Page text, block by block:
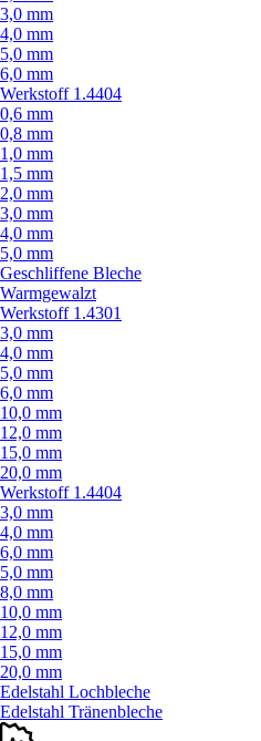
3,0 mm
4,0 mm
5,0 mm
6,0 mm
Werkstoff 1.4404
0,6 mm
0,8 mm
1,0 mm
1,5 mm
2,0 mm
3,0 mm
4,0 mm
5,0 mm
Geschliffene Bleche
Warmgewalzt
Werkstoff 1.4301
3,0 mm
4,0 mm
5,0 mm
6,0 mm
10,0 mm
12,0 mm
15,0 mm
20,0 mm
Werkstoff 1.4404
3,0 mm
4,0 mm
6,0 mm
5,0 mm
8,0 mm
10,0 mm
12,0 mm
15,0 mm
20,0 mm
Edelstahl Lochbleche
Edelstahl Tränenbleche